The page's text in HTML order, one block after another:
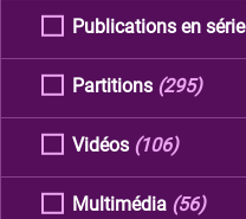
Publications en série
Partitions (295)
Vidéos (106)
Multimédia (56)